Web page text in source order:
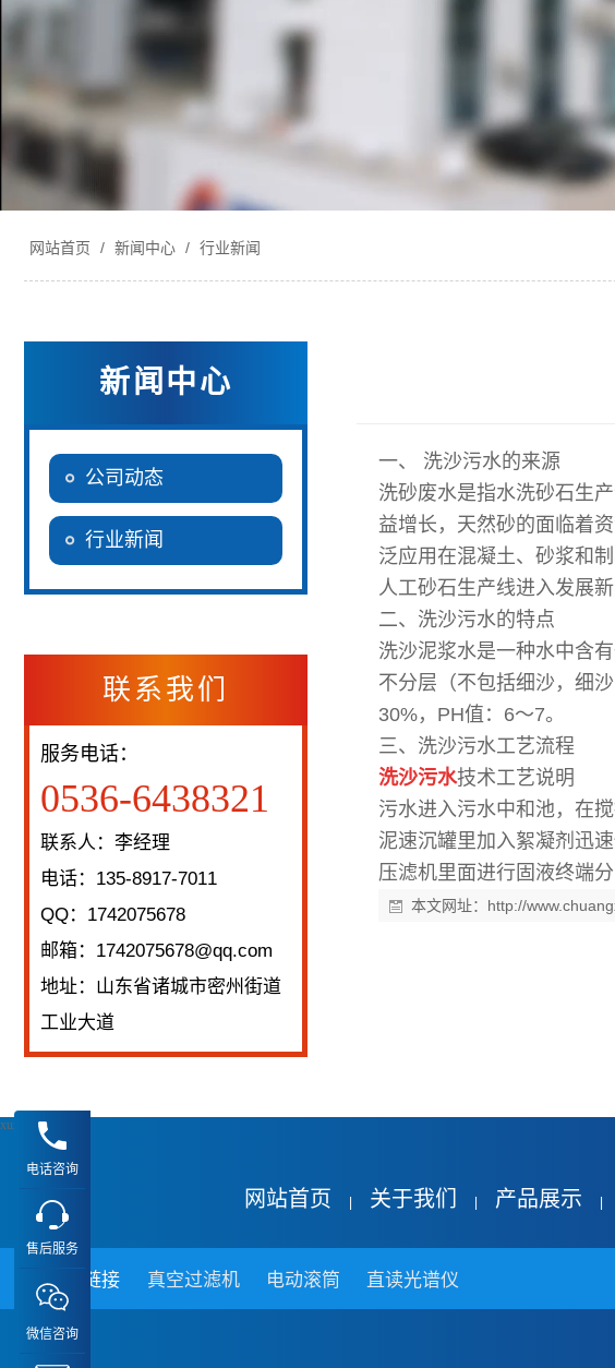
网站首页 / 新闻中心 / 行业新闻
新闻中心
公司动态
行业新闻
联系我们
服务电话：
0536-6438321
联系人：李经理
电话：135-8917-7011
QQ：1742075678
邮箱：1742075678@qq.com
地址：山东省诸城市密州街道
工业大道
一、 洗沙污水的来源
洗砂废水是指水洗砂石生
益增长，天然砂的面临着
泛应用在混凝土、砂浆和
人工砂石生产线进入发展
二、洗沙污水的特点
洗沙泥浆水是一种水中含
不分层（不包括细沙，细
30%，PH值：6～7。
三、洗沙污水工艺流程
洗沙污水技术工艺说明
污水进入污水中和池，在
泥速沉罐里加入絮凝剂迅
压滤机里面进行固液终端
本文网址： http://
电话咨询
售后服务
微信咨询
xuz
网站首页 关于我们 产品展示
友情链接 真空过滤机 电动滚筒 直读光谱仪